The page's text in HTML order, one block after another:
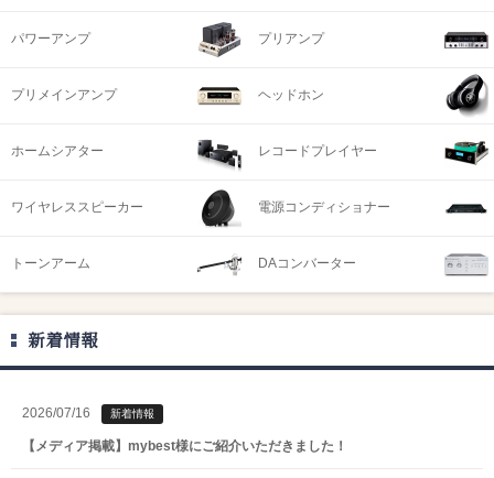
パワーアンプ プリアンプ
プリメインアンプ ヘッドホン
ホームシアター レコードプレイヤー
ワイヤレススピーカー 電源コンディショナー
トーンアーム DAコンバーター
新着情報
2026/07/16 新着情報
【メディア掲載】mybest様にご紹介いただきました！